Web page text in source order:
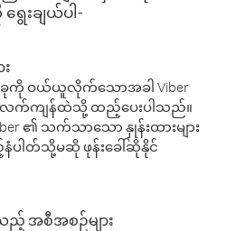
ေးချယ်ပါ-
ကို ဝယ်ယူလိုက်သောအခါ Viber
လက်ကျန်ထဲသို့ ထည့်ပေးပါသည်။
၏ သက်သာသော နှုန်းထားများ
နံပါတ်သို့မဆို ဖုန်းခေါ်ဆိုနိုင်
ည့် အစီအစဉ်များ